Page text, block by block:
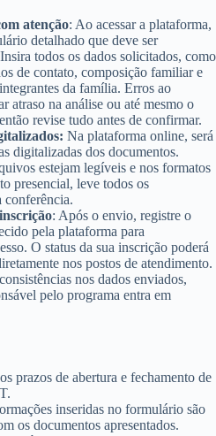
atenção: Ao acessar a plataforma,
detalhado que deve ser
todos os dados solicitados, como
de contato, composição familiar e
da família. Erros ao
atraso na análise ou até mesmo o
revise tudo antes de confirmar.
Na plataforma online, será
digitalizadas dos documentos.
estejam legíveis e nos formatos
presencial, leve todos os
conferência.
: Após o envio, registre o
pela plataforma para
O status da sua inscrição poderá
nos postos de atendimento.
nos dados enviados,
pelo programa entra em
prazos de abertura e fechamento de
inseridas no formulário são
os documentos apresentados.